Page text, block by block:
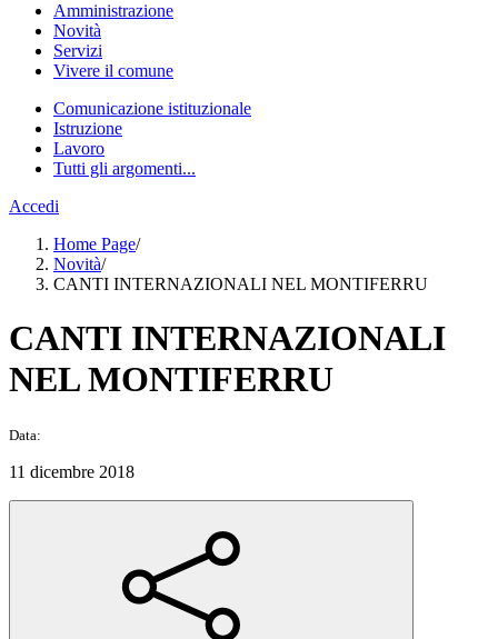
Amministrazione
Novità
Servizi
Vivere il comune
Comunicazione istituzionale
Istruzione
Lavoro
Tutti gli argomenti...
Accedi
Home Page/
Novità/
CANTI INTERNAZIONALI NEL MONTIFERRU
CANTI INTERNAZIONALI
NEL MONTIFERRU
Data:
11 dicembre 2018